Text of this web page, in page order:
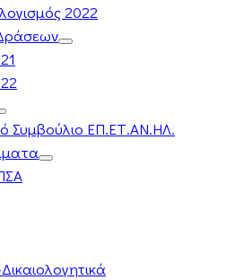
2022
Συμβούλιο ΕΠ.ΕΤ.ΑΝ.ΗΛ.